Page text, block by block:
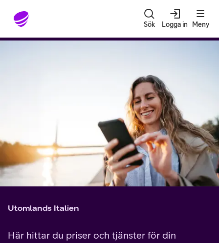
Gå till sidans innehåll
Sök Logga in Meny
Utomlands Italien
Här hittar du priser och tjänster för din